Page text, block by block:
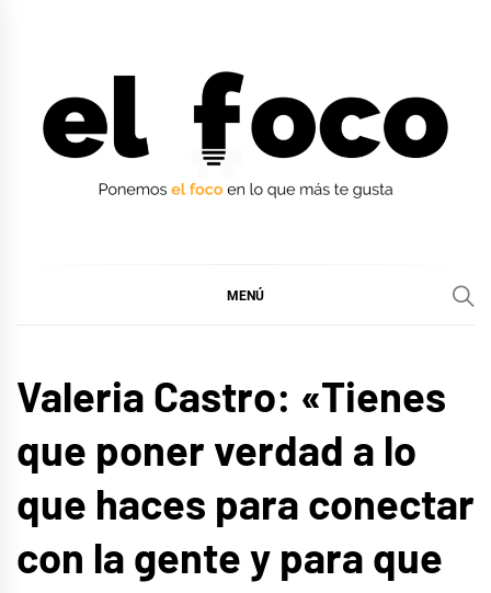
MENÚ
Valeria Castro: «Tienes
que poner verdad a lo
que haces para conectar
con la gente y para que